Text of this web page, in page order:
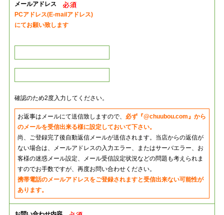
メールアドレス
PCアドレス(E-mailアドレス)
にてお願い致します
確認のため2度入力してください。
お返事はメールにて送信致しますので、 必ず『@chuubou.com』から
のメールを受信出来る様に設定しておいて下さい。
尚、ご登録完了後自動返信メールが送信されます。当店からの返信が
ない場合は、メールアドレスの入力エラー、またはサーバエラー、お
客様の迷惑メール設定、メール受信設定状況などの問題も考えられま
すのでお手数ですが、再度お問い合わせください。
携帯電話のメールアドレスをご登録されますと受信出来ない可能性が
あります。